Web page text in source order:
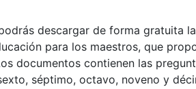
descargar de forma gratuita
para los maestros, que
documentos contienen las
séptimo, octavo, noveno y